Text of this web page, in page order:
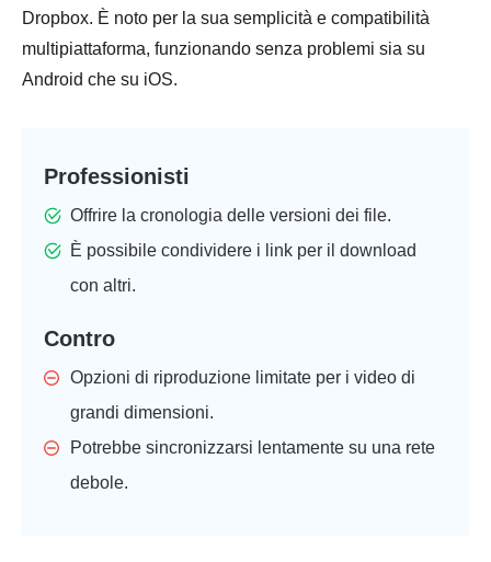
Dropbox. È noto per la sua semplicità e compatibilità
multipiattaforma, funzionando senza problemi sia su
Android che su iOS.
Professionisti
Offrire la cronologia delle versioni dei file.
È possibile condividere i link per il download
con altri.
Contro
Opzioni di riproduzione limitate per i video di
grandi dimensioni.
Potrebbe sincronizzarsi lentamente su una rete
debole.